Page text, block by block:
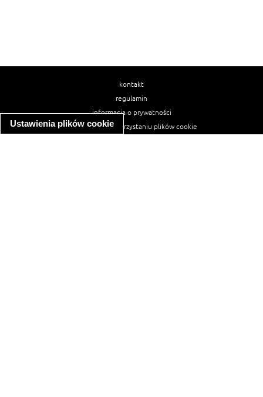
Ustawienia plików cookie
kontakt
regulamin
informacja o prywatności
informacja o wykorzystaniu plików cookie